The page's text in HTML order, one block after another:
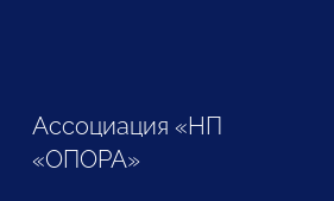
Ассоциация «НП
«ОПОРА»